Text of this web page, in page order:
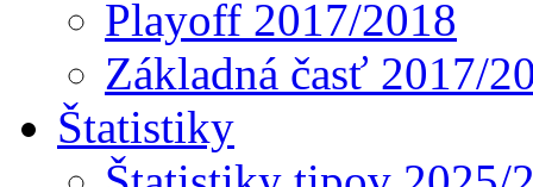
Playoff 2017/2018
Základná časť 2017/
Štatistiky